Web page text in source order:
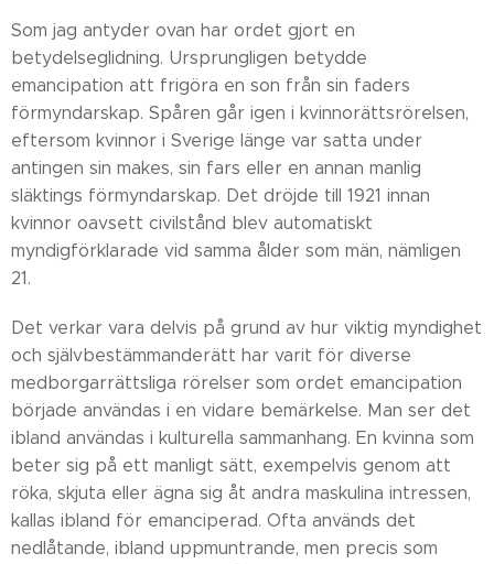
Som jag antyder ovan har ordet gjort en
betydelseglidning. Ursprungligen betydde
emancipation att frigöra en son från sin faders
förmyndarskap. Spåren går igen i kvinnorättsrörelsen,
eftersom kvinnor i Sverige länge var satta under
antingen sin makes, sin fars eller en annan manlig
släktings förmyndarskap. Det dröjde till 1921 innan
kvinnor oavsett civilstånd blev automatiskt
myndigförklarade vid samma ålder som män, nämligen
21.
Det verkar vara delvis på grund av hur viktig myndighet
och självbestämmanderätt har varit för diverse
medborgarrättsliga rörelser som ordet emancipation
började användas i en vidare bemärkelse. Man ser det
ibland användas i kulturella sammanhang. En kvinna som
beter sig på ett manligt sätt, exempelvis genom att
röka, skjuta eller ägna sig åt andra maskulina intressen,
kallas ibland för emanciperad. Ofta används det
nedlåtande, ibland uppmuntrande, men precis som